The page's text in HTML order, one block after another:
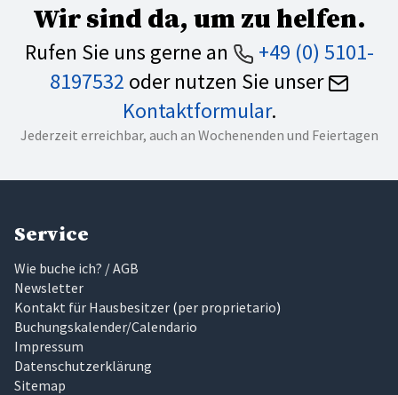
Wir sind da, um zu helfen.
Rufen Sie uns gerne an
+49 (0) 5101-
8197532 oder nutzen Sie unser
Kontaktformular.
Jederzeit erreichbar, auch an Wochenenden und Feiertagen
Service
Wie buche ich? / AGB
Newsletter
Kontakt für Hausbesitzer (per proprietario)
Buchungskalender/Calendario
Impressum
Datenschutzerklärung
Sitemap